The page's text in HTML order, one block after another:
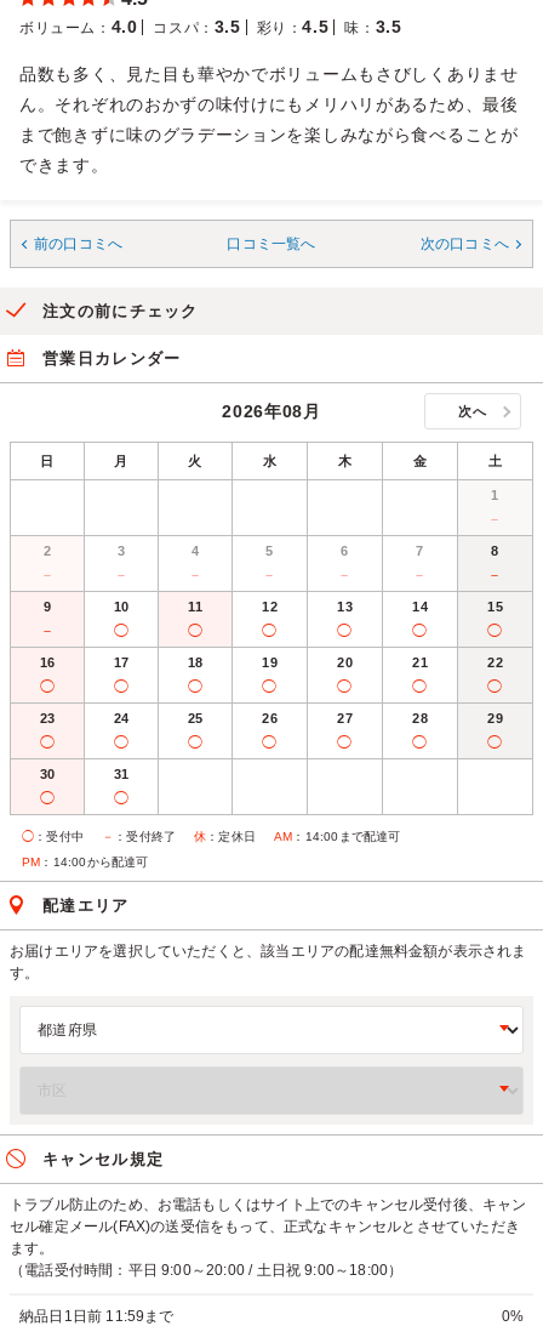
ボリューム ： 4.0 コスパ ： 3.5 彩り ：4.5 味 ： 3.5
品数も多く、見た目も華やかでボリュームもさびしくありませ
ん。それぞれのおかずの味付けにもメリハリがあるため、最後
まで飽きずに味のグラデーションを楽しみながら食べることが
できます。
前の口コミへ 口コミ一覧へ 次の口コミへ
注文の前にチェック
営業日カレンダー
2026年08月 次へ
日 月 火 水 木 金 土
1
－
2
－
3
－
4
－
5
－
6
－
7
－
8
－
9
－
10
◯
11
◯
12
◯
13
◯
14
◯
15
◯
16
◯
17
◯
18
◯
19
◯
20
◯
21
◯
22
◯
23
◯
24
◯
25
◯
26
◯
27
◯
28
◯
29
◯
30
◯
31
◯
◯ ：受付中 － ：受付終了 休 ：定休日 AM ：14:00まで配達可
PM ：14:00から配達可
配達エリア
お届けエリアを選択していただくと、該当エリアの配達無料金額が表示されま
す。
キャンセル規定
トラブル防止のため、お電話もしくはサイト上でのキャンセル受付後、キャン
セル確定メール(FAX)の送受信をもって、正式なキャンセルとさせていただき
ます。
（電話受付時間：平日 9:00～20:00 / 土日祝 9:00～18:00）
納品日1日前 11:59まで 0%